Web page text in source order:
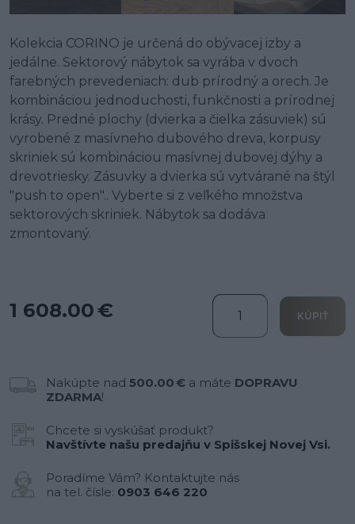
Kolekcia CORINO je určená do obývacej izby a
jedálne. Sektorový nábytok sa vyrába v dvoch
farebných prevedeniach: dub prírodný a orech. Je
kombináciou jednoduchosti, funkčnosti a prírodnej
krásy. Predné plochy (dvierka a čielka zásuviek) sú
vyrobené z masívneho dubového dreva, korpusy
skriniek sú kombináciou masívnej dubovej dýhy a
drevotriesky. Zásuvky a dvierka sú vytvárané na štýl
"push to open".. Vyberte si z veľkého množstva
sektorových skriniek. Nábytok sa dodáva
zmontovaný.
1 608.00 € KÚPIŤ
Nakúpte nad 500.00 € a máte DOPRAVU
ZDARMA!
Chcete si vyskúšať produkt?
Navštívte našu predajňu v Spišskej Novej Vsi.
Poradíme Vám? Kontaktujte nás
na tel. čísle: 0903 646 220